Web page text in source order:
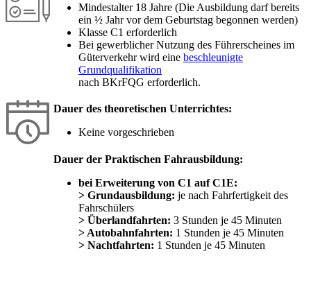
Mindestalter 18 Jahre (Die Ausbildung darf bereits
ein ½ Jahr vor dem Geburtstag begonnen werden)
Klasse C1 erforderlich
Bei gewerblicher Nutzung des Führerscheines im
Güterverkehr wird eine beschleunigte
Grundqualifikation
nach BKrFQG erforderlich.
Dauer des theoretischen Unterrichtes:
Keine vorgeschrieben
Dauer der Praktischen Fahrausbildung:
bei Erweiterung von C1 auf C1E:
> Grundausbildung: je nach Fahrfertigkeit des
Fahrschülers
> Überlandfahrten: 3 Stunden je 45 Minuten
> Autobahnfahrten: 1 Stunden je 45 Minuten
> Nachtfahrten: 1 Stunden je 45 Minuten